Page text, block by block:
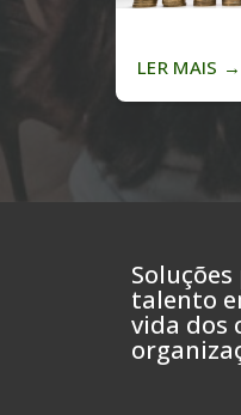
LER MAIS→
talento
vida dos